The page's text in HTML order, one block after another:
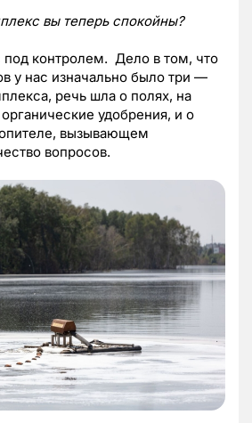
вы теперь спокойны?
контролем. Дело в том, что
у нас изначально было три —
речь шла о полях, на
удобрения, и о
вызывающем
вопросов.